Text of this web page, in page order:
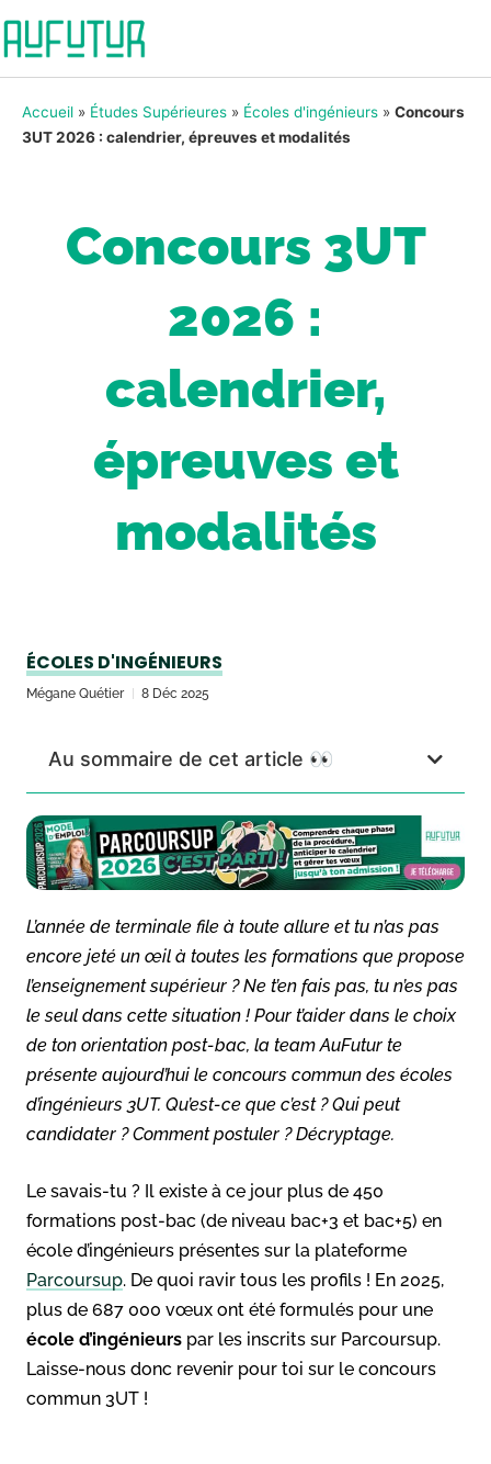
Accueil » Études Supérieures » Écoles d'ingénieurs » Concours
3UT 2026 : calendrier, épreuves et modalités
Concours 3UT
2026 :
calendrier,
épreuves et
modalités
ÉCOLES D'INGÉNIEURS
Mégane Quétier 8 Déc 2025
Au sommaire de cet article 👀
L’année de terminale file à toute allure et tu n’as pas
encore jeté un œil à toutes les formations que propose
l’enseignement supérieur ? Ne t’en fais pas, tu n’es pas
le seul dans cette situation ! Pour t’aider dans le choix
de ton orientation post-bac, la team AuFutur te
présente aujourd’hui le concours commun des écoles
d’ingénieurs 3UT. Qu’est-ce que c’est ? Qui peut
candidater ? Comment postuler ? Décryptage.
Le savais-tu ? Il existe à ce jour plus de 450
formations post-bac (de niveau bac+3 et bac+5) en
école d’ingénieurs présentes sur la plateforme
Parcoursup. De quoi ravir tous les profils ! En 2025,
plus de 687 000 vœux ont été formulés pour une
école d’ingénieurs par les inscrits sur Parcoursup.
Laisse-nous donc revenir pour toi sur le concours
commun 3UT !